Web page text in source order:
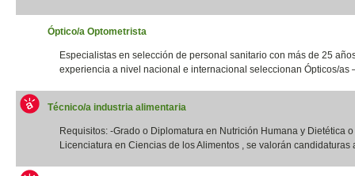
Óptico/a Optometrista
Especialistas en selección de personal sanitario con más de 25
experiencia a nivel nacional e internacional seleccionan Ópticos/as
Técnico/a industria alimentaria
Requisitos: -Grado o Diplomatura en Nutrición Humana y Dietética
Licenciatura en Ciencias de los Alimentos , se valorán candidaturas